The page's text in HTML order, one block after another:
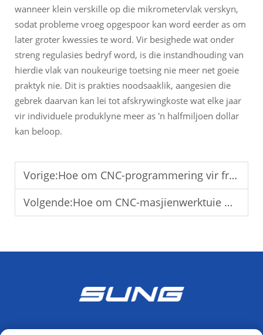
wanneer klein verskille op die mikrometervlak verskyn,
sodat probleme vroeg opgespoor kan word eerder as om
later groter kwessies te word. Vir besighede wat onder
streng regulasies bedryf word, is die instandhouding van
hierdie vlak van noukeurige toetsing nie meer net goeie
praktyk nie. Dit is prakties noodsaaklik, aangesien die
gebrek daarvan kan lei tot afskrywingkoste wat elke jaar
vir individuele produklyne meer as 'n halfmiljoen dollar
kan beloop.
Vorige:Hoe om CNC-programmering vir freesmasjiene te optimaliseer
Volgende:Hoe om CNC-masjienwerktuie wat in China vervaardig is, te kies